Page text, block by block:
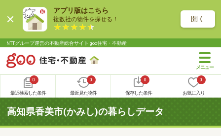
アプリ版はこちら
複数社の物件を探せる！ 開く
NTTグループ運営の不動産総合サイト goo住宅・不動産
0
最近検索した条件
0
最近見た物件
0
保存した条件
0
お気に入り
高知県香美市(かみし)の暮らしデータ